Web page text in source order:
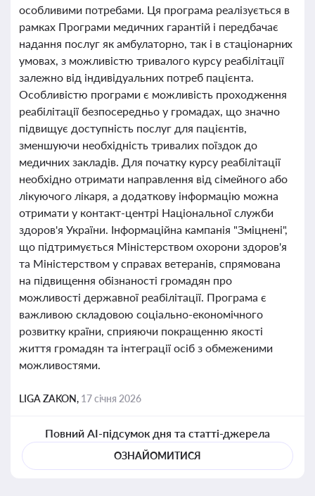
особливими потребами. Ця програма реалізується в
рамках Програми медичних гарантій і передбачає
надання послуг як амбулаторно, так і в стаціонарних
умовах, з можливістю тривалого курсу реабілітації
залежно від індивідуальних потреб пацієнта.
Особливістю програми є можливість проходження
реабілітації безпосередньо у громадах, що значно
підвищує доступність послуг для пацієнтів,
зменшуючи необхідність тривалих поїздок до
медичних закладів. Для початку курсу реабілітації
необхідно отримати направлення від сімейного або
лікуючого лікаря, а додаткову інформацію можна
отримати у контакт-центрі Національної служби
здоров'я України. Інформаційна кампанія "Зміцнені",
що підтримується Міністерством охорони здоров'я
та Міністерством у справах ветеранів, спрямована
на підвищення обізнаності громадян про
можливості державної реабілітації. Програма є
важливою складовою соціально-економічного
розвитку країни, сприяючи покращенню якості
життя громадян та інтеграції осіб з обмеженими
можливостями.
LIGA ZAKON, 17 січня 2026
Повний AI-підсумок дня та статті-джерела
ОЗНАЙОМИТИСЯ